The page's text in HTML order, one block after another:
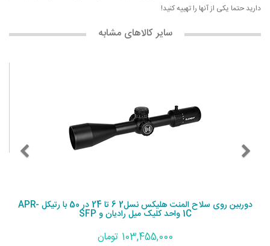
دارید حتما یکی از آنها را تهییه کنید!
سایر کالاهای مشابه
دوربین روی سلاح المنت هلیکس نسل2 6 تا 24 در 50 با رتیکل APR-
1C واحد کلیک میل رادیان و SFP
103,455,000 تومان